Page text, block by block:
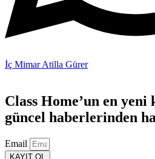
İç Mimar Atilla Gürer
Class Home’un en yeni
güncel haberlerinden
Email
KAYIT OL